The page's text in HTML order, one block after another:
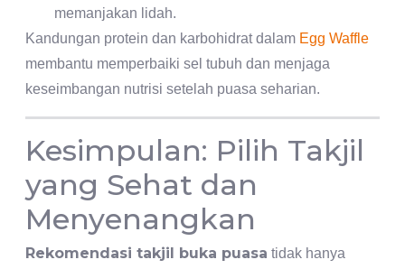
memanjakan lidah.
Kandungan protein dan karbohidrat dalam Egg Waffle
membantu memperbaiki sel tubuh dan menjaga
keseimbangan nutrisi setelah puasa seharian.
Kesimpulan: Pilih Takjil
yang Sehat dan
Menyenangkan
Rekomendasi takjil buka puasa tidak hanya